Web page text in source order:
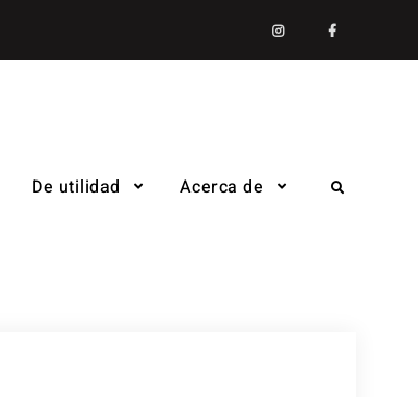
Instagramfacebook
De utilidad Acerca de Search